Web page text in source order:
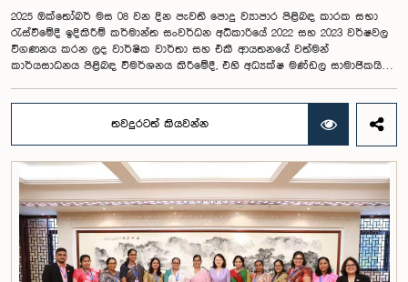
2025 ඔක්තෝබර් මස 08 වන දින පැවති පොදු ව්‍යාපාර පිළිබඳ කාරක සභා
රැස්වීමේදී ඉදිකිරීම් කර්මාන්ත සංවර්ධන අධිකාරියේ 2022 සහ 2023 වර්ෂවල
විගණනය කරන ලද වාර්ෂික වාර්තා සහ එකී ආයතනයේ වත්මන්
කාර්යසාධනය පිළිබඳ විමර්ශනය කිරීමේදී, එහි අධ්‍යක්ෂ මණ්ඩල සාමාජිකයින්
නිලධාරීන් විසින් තම ඇඳුම් පැළඳුම් සම්බන්ධයෙන් පිළිපැදිය යුතු වන
නිර්නායකයන්ගෙන් බැහැරව, එකී අවස්ථාවට නුසුදුසු ආකාරයෙන් සැරසී
රැස්වීමට සහභාගී වී සිටි බව කාරක සභාව විසින් නිරීක්ෂණය කරන ලදී.
තවද, ඉහත කී නිලධාරීන් දෙදෙනාම පාර්ලිමේන්තු සම්ප්‍රදායට හා
ක්‍රියාපටිපාටියට පටහැනි අයුරින් සභාපතිවරයාගේ පූර්ව අවසරයකින් තොරව
කාරක සභා රැස්වීමෙන් බැහැර ගොස් ඇති බව ද කාරක සභාව විසින් සඳහන්
කරන ලදී. මෙම සිද්ධීන් සම්බන්ධයෙන් පොදු ව්‍යාපාර පිළිබඳ කාරක සභාවේ
සභාපතිවරයා විසින් මතු කරන ලද වරප්‍රසාද පිළිබඳ ගැටළුවට අනුව,
පාර්ලිමේන්තුවට අපහාස කිරීමේ චෝදනාව යටතේ එම නිලධාරීන් දෙදෙනා 2026
පෙබරවාරි මස 17 වැනි දින ආචාරධර්ම හා වරප්‍රසාද පිළිබඳ කාරක සභාව
තවදුරටත් කියවන්න